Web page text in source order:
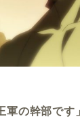
軍の幹部です